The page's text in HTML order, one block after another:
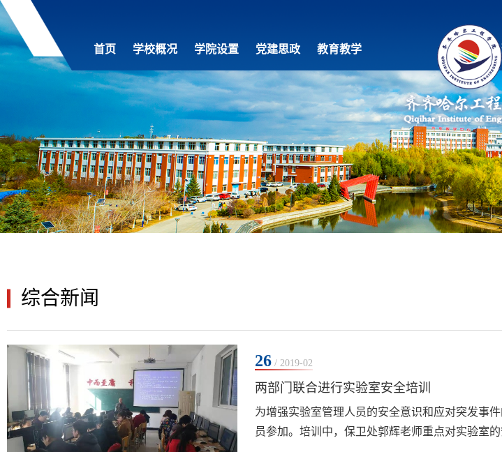
首页 学校概况 学院设置 党建思政 教育教学
综合新闻
26 / 2019-02
两部门联合进行实验室安全培训
为增强实验室管理人员的安全意识和应对突发事
员参加。培训中，保卫处郭辉老师重点对实验室